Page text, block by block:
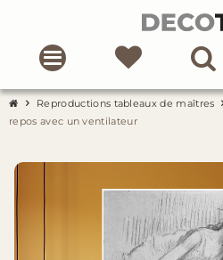
Reproductions tableaux de maîtres
repos avec un ventilateur